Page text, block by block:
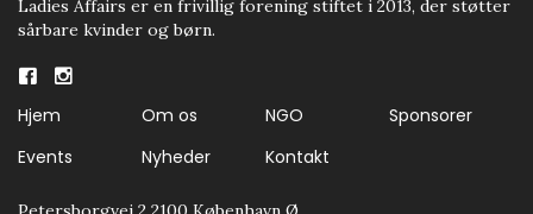
Ladies Affairs er en frivillig forening stiftet i 2013, der støtter
sårbare kvinder og børn.
Hjem Om os NGO
Sponsorer
Events
Nyheder Kontakt